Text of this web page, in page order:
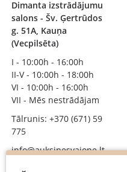
Dimanta izstrādājumu
salons - Šv. Ģertrūdos
g. 51A, Kauņa
(Vecpilsēta)
I - 10:00h - 16:00h
II-V - 10:00h - 18:00h
VI - 10:00h - 16:00h
VII - Mēs nestrādājam
Tālrunis: +370 (671) 59
775
info@auksinesvajone.lt